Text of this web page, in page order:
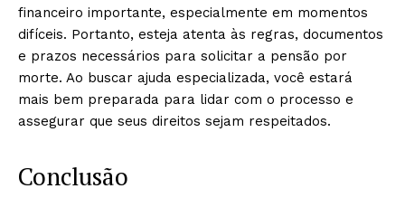
financeiro importante, especialmente em momentos
difíceis. Portanto, esteja atenta às regras, documentos
e prazos necessários para solicitar a pensão por
morte. Ao buscar ajuda especializada, você estará
mais bem preparada para lidar com o processo e
assegurar que seus direitos sejam respeitados.
Conclusão